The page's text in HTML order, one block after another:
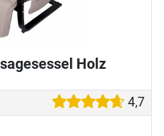
Holz
4,7